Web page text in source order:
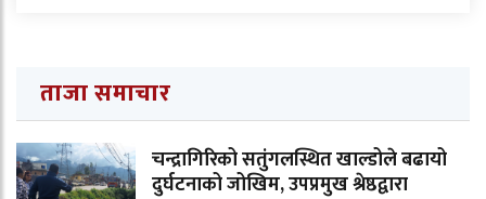
ताजा समाचार
चन्द्रागिरिको सतुंगलस्थित खाल्डोले बढायो
दुर्घटनाको जोखिम, उपप्रमुख श्रेष्ठद्वारा